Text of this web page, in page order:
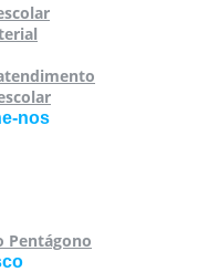
nos
Pentágono